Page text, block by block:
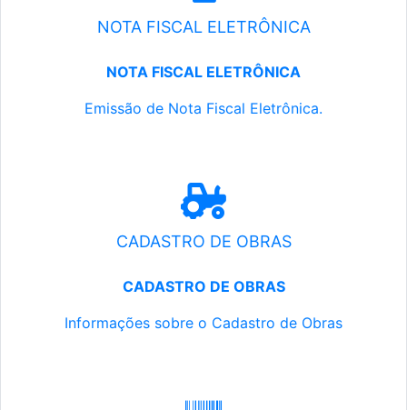
NOTA FISCAL ELETRÔNICA
NOTA FISCAL ELETRÔNICA
Emissão de Nota Fiscal Eletrônica.
CADASTRO DE OBRAS
CADASTRO DE OBRAS
Informações sobre o Cadastro de Obras